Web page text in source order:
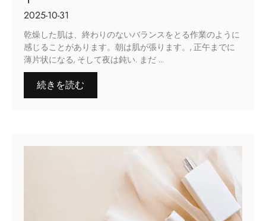
2025-10-31
乾燥した肌は、終わりのないバランスをとる作業のように
感じることがあります。朝は肌が張ります。, 正午までに
薄片状になる, そして夜は鈍い. まだ ...
続きを読む